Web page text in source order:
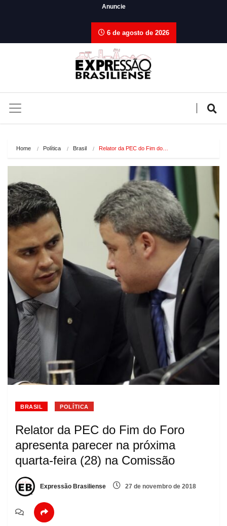
Anuncie
6 de agosto de 2026
Home Política Brasil Relator da PEC do Fim do…
BRASIL POLÍTICA
Relator da PEC do Fim do Foro
apresenta parecer na próxima
quarta-feira (28) na Comissão
Expressão Brasiliense 27 de novembro de 2018